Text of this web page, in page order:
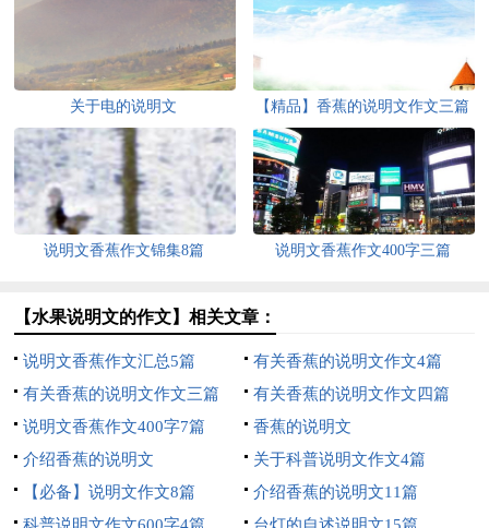
关于电的说明文 【精品】香蕉的说明文作文三篇
说明文香蕉作文锦集8篇 说明文香蕉作文400字三篇
【水果说明文的作文】相关文章：
说明文香蕉作文汇总5篇
有关香蕉的说明文作文4篇
有关香蕉的说明文作文三篇
有关香蕉的说明文作文四篇
说明文香蕉作文400字7篇
香蕉的说明文
介绍香蕉的说明文
关于科普说明文作文4篇
【必备】说明文作文8篇
介绍香蕉的说明文11篇
科普说明文作文600字4篇
台灯的自述说明文15篇